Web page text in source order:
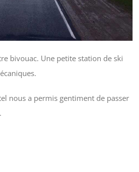
bivouac. Une petite station de ski
nous a permis gentiment de passer